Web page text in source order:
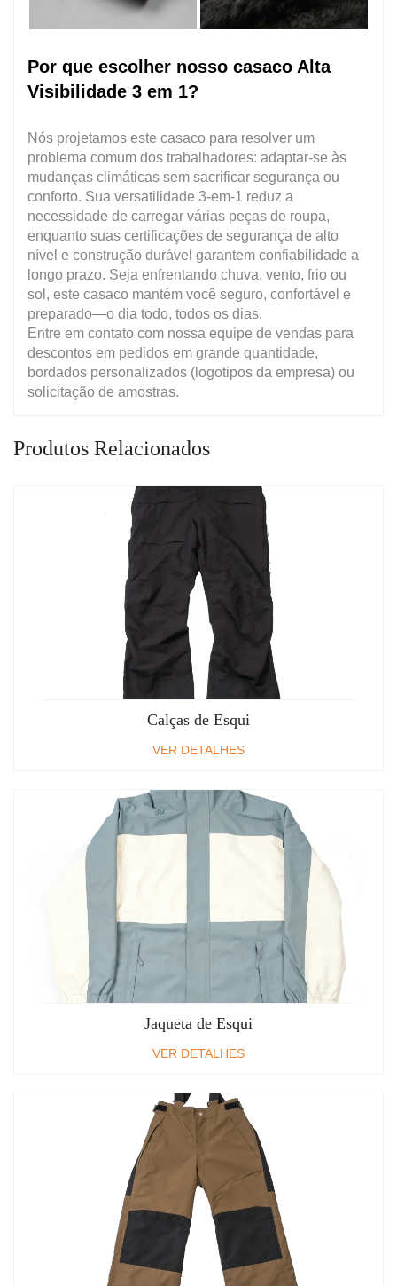
Por que escolher nosso casaco Alta
Visibilidade 3 em 1?
Nós projetamos este casaco para resolver um
problema comum dos trabalhadores: adaptar-se às
mudanças climáticas sem sacrificar segurança ou
conforto. Sua versatilidade 3-em-1 reduz a
necessidade de carregar várias peças de roupa,
enquanto suas certificações de segurança de alto
nível e construção durável garantem confiabilidade a
longo prazo. Seja enfrentando chuva, vento, frio ou
sol, este casaco mantém você seguro, confortável e
preparado—o dia todo, todos os dias.
Entre em contato com nossa equipe de vendas para
descontos em pedidos em grande quantidade,
bordados personalizados (logotipos da empresa) ou
solicitação de amostras.
Produtos Relacionados
Calças de Esqui
VER DETALHES
Jaqueta de Esqui
VER DETALHES